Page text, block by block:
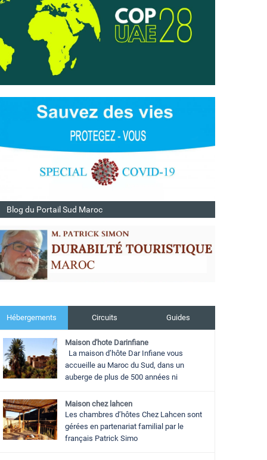
Blog du Portail Sud Maroc
Hébergements Circuits Guides
Maison d'hote Darinfiane
La maison d’hôte Dar Infiane vous
accueille au Maroc du Sud, dans un
auberge de plus de 500 années ni
Maison chez lahcen
Les chambres d’hôtes Chez Lahcen sont
gérées en partenariat familial par le
français Patrick Simo